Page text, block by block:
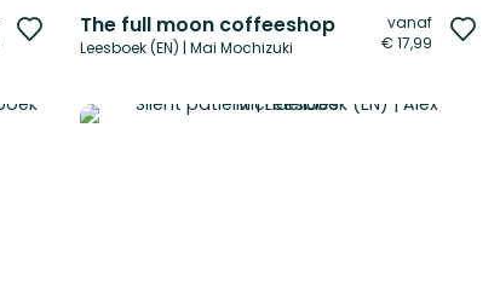
Voeg
verlanglijst
The full moon coffeeshop
Leesboek (EN) | Mai Mochizuki
vanaf
€ 17,99